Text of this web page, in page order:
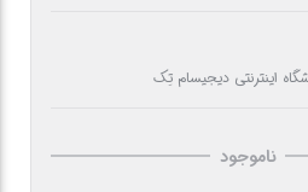
اینترنتی دیجیسام تِک
ناموجود